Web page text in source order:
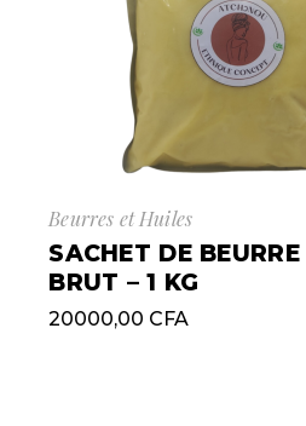
Beurres et Huiles
SACHET DE
BRUT – 1 KG
20000,00 CFA